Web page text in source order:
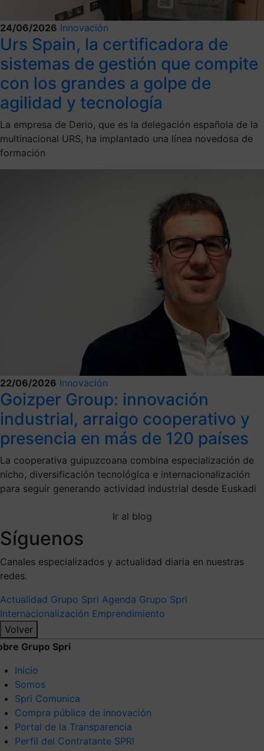
24/06/2026 Innovación
Urs Spain, la certificadora de
sistemas de gestión que compite
con los grandes a golpe de
agilidad y tecnología
La empresa de Derio, que es la delegación española de la
multinacional URS, ha implantado una línea novedosa de
formación
22/06/2026 Innovación
Goizper Group: innovación
industrial, arraigo cooperativo y
presencia en más de 120 países
La cooperativa guipuzcoana combina especialización de
nicho, diversificación tecnológica e internacionalización
para seguir generando actividad industrial desde Euskadi
Ir al blog
Síguenos
Canales especializados y actualidad diaria en nuestras
redes.
Actualidad Grupo Spri Agenda Grupo Spri
Internacionalización Emprendimiento
Volver
Grupo Spri
Inicio
Somos
Spri Comunica
Compra pública de innovación
Portal de la Transparencia
Perfil del Contratante SPRI